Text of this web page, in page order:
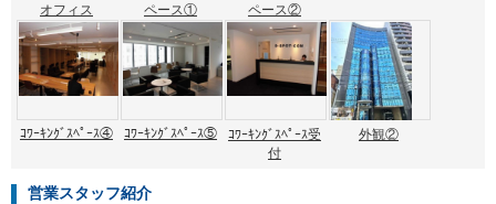
オフィス
ペース①
ペース②
ｺﾜｰｷﾝｸﾞｽﾍﾟｰｽ④ ｺﾜｰｷﾝｸﾞｽﾍﾟｰｽ⑤
ｺﾜｰｷﾝｸﾞｽﾍﾟｰｽ受
付
外観②
営業スタッフ紹介